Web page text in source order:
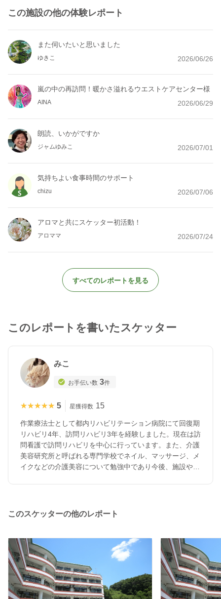
この施設の他の体験レポート
また伺いたいと思いました
ゆきこ 2026/06/26
嵐の中の再訪問！暖かさ溢れるウエストケアセンター様
AINA 2026/06/29
朗読、いかがですか
ジャムゆみこ 2026/07/01
気持ちよい食事時間のサポート
chizu 2026/07/06
アロマと共にスケッター初活動！
アロママ 2026/07/24
すべてのレポートを見る
このレポートを書いたスケッター
みこ
お手伝い数 3件
★★★★★
★★★★★ 5 星獲得数 15
作業療法士として都内リハビリテーション病院にて回復期
リハビリ4年、訪問リハビリ3年を経験しました。現在は訪
問看護で訪問リハビリを中心に行っています。また、介護
美容研究所と呼ばれる専門学校でネイル、マッサージ、メ
イクなどの介護美容について勉強中であり今後、施設や在
に所属していた際にモーニングケアやイブニングケア、入
思っています！人と関わることが好きで、笑顔を引き出せ
るような関わりをしたいと思います！ Instagram⇩
https://www.instagram.com/beautycare_miii?
igsh=M2F6bmpjNjc1N3Q0&utm_source=qr
このスケッターの他のレポート